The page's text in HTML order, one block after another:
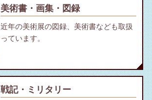
美術書・画集・図録
近年の美術展の図録、美術書なども取扱
っています。
戦記・ミリタリー